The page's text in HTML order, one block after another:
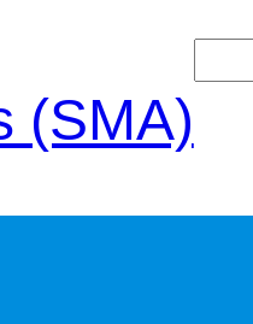
(SMA)